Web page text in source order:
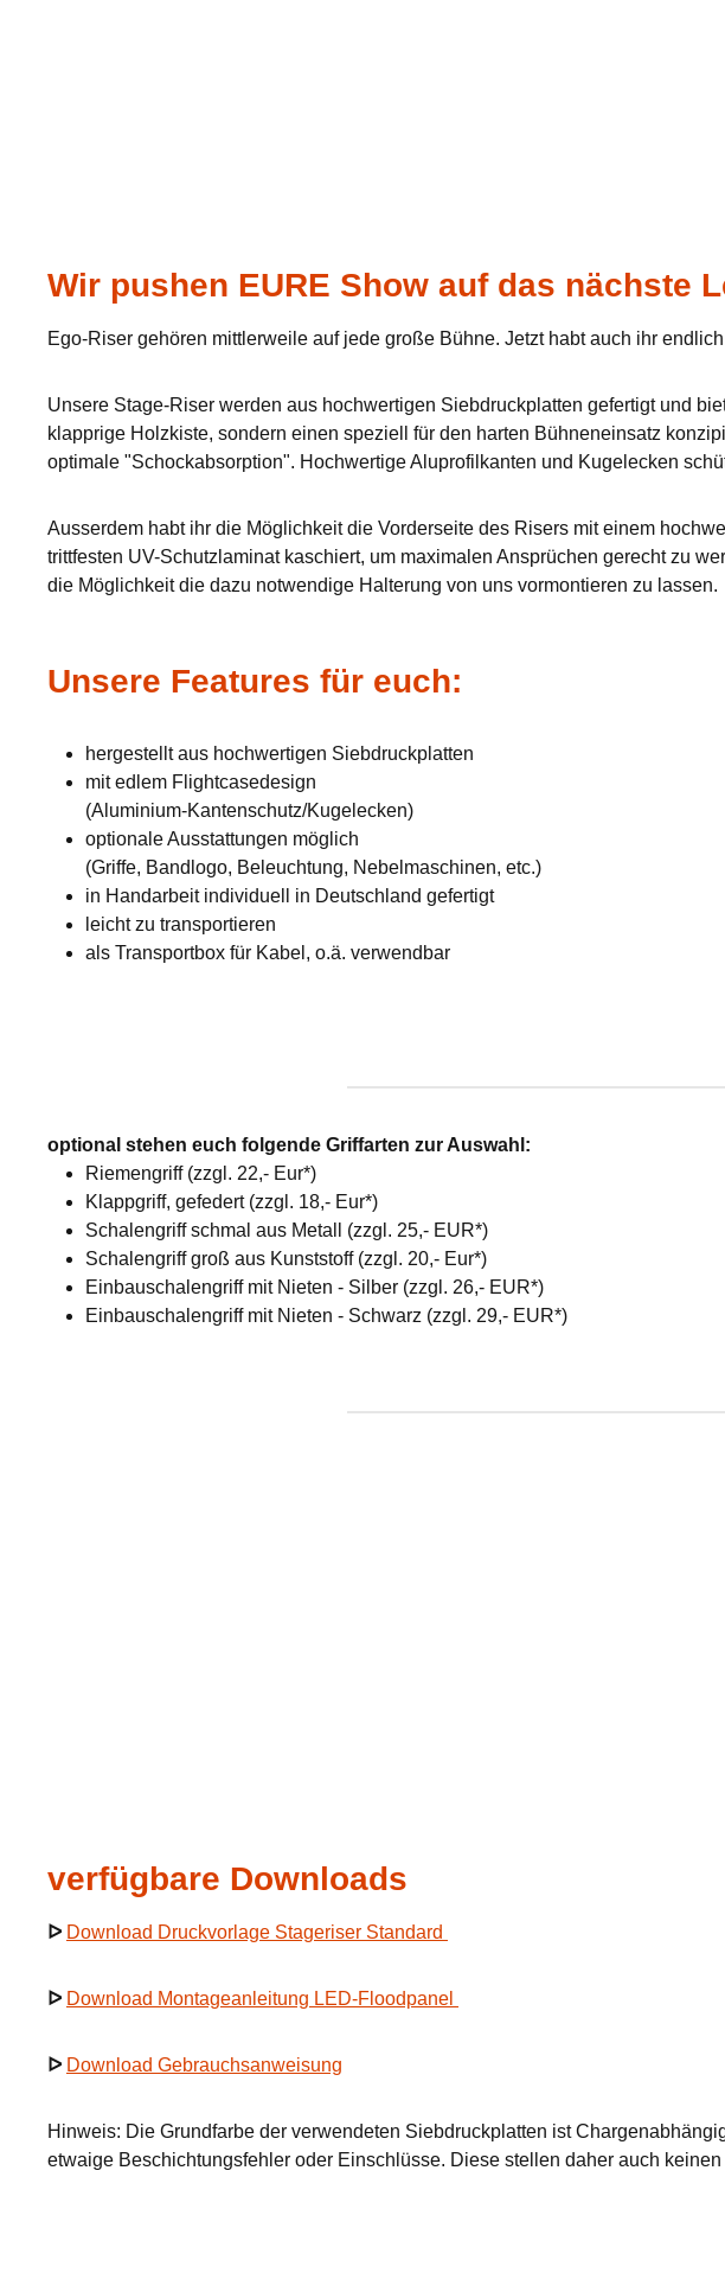
Wir pushen EURE Show auf das nächste
Ego-Riser gehören mittlerweile auf jede große Bühne. Jetzt habt auch ihr
Unsere Stage-Riser werden aus hochwertigen Siebdruckplatten gefertigt und
klapprige Holzkiste, sondern einen speziell für den harten Bühneneinsatz
optimale "Schockabsorption". Hochwertige Aluprofilkanten und Kugelecken
Ausserdem habt ihr die Möglichkeit die Vorderseite des Risers mit einem
trittfesten UV-Schutzlaminat kaschiert, um maximalen Ansprüchen gerecht zu
die Möglichkeit die dazu notwendige Halterung von uns vormontieren zu lassen.
Unsere Features für euch:
hergestellt aus hochwertigen Siebdruckplatten
mit edlem Flightcasedesign
(Aluminium-Kantenschutz/Kugelecken)
optionale Ausstattungen möglich
(Griffe, Bandlogo, Beleuchtung, Nebelmaschinen, etc.)
in Handarbeit individuell in Deutschland gefertigt
leicht zu transportieren
als Transportbox für Kabel, o.ä. verwendbar
optional stehen euch folgende Griffarten zur Auswahl:
Riemengriff (zzgl. 22,- Eur*)
Klappgriff, gefedert (zzgl. 18,- Eur*)
Schalengriff schmal aus Metall (zzgl. 25,- EUR*)
Schalengriff groß aus Kunststoff (zzgl. 20,- Eur*)
Einbauschalengriff mit Nieten - Silber (zzgl. 26,- EUR*)
Einbauschalengriff mit Nieten - Schwarz (zzgl. 29,- EUR*)
verfügbare Downloads
ᐅ Download Druckvorlage Stageriser Standard
ᐅ Download Montageanleitung LED-Floodpanel
ᐅ Download Gebrauchsanweisung
Hinweis: Die Grundfarbe der verwendeten Siebdruckplatten ist
etwaige Beschichtungsfehler oder Einschlüsse. Diese stellen daher auch